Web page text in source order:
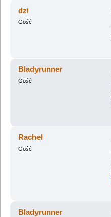
dzi
Gość
Bladyrunner
Gość
Rachel
Gość
Bladyrunner